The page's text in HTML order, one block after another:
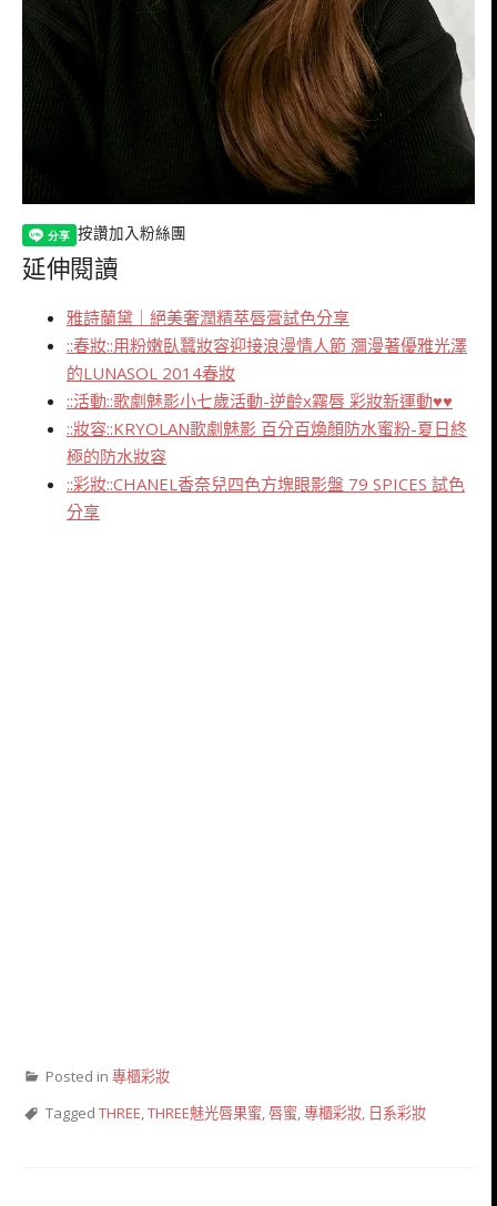
按讚加入粉絲團
延伸閱讀
雅詩蘭黛｜絕美奢潤精萃唇膏試色分享
::春妝::用粉嫩臥蠶妝容迎接浪漫情人節 瀰漫著優雅光澤
的LUNASOL 2014春妝
::活動::歌劇魅影小七歲活動-逆齡x霧唇 彩妝新運動♥♥
::妝容::KRYOLAN歌劇魅影 百分百煥顏防水蜜粉-夏日終
極的防水妝容
::彩妝::CHANEL香奈兒四色方塊眼影盤 79 SPICES 試色
分享
Posted in 專櫃彩妝
Tagged THREE,THREE魅光唇果蜜,唇蜜,專櫃彩妝, 日系彩妝